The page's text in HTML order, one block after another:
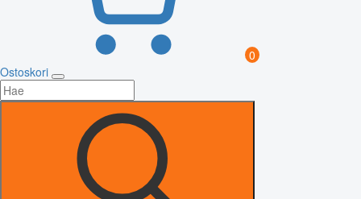
0
Ostoskori